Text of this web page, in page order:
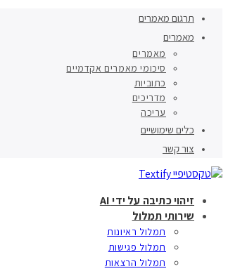
תרגום מאמרים
מאמרים
מאמרים
סיכומי מאמרים אקדמיים
כתוביות
מדריכים
עריכה
כלים שימושיים
צור קשר
זיהוי כתיבה על ידי AI
שירותי תמלול
תמלול ראיונות
תמלול פגישות
תמלול הרצאות